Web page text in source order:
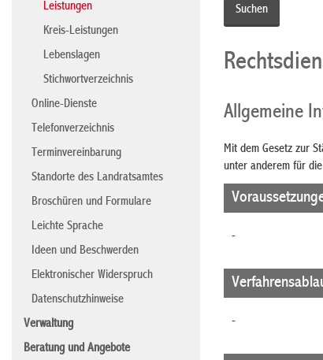
Leistungen
Kreis-Leistungen
Lebenslagen
Stichwortverzeichnis
Online-Dienste
Telefonverzeichnis
Terminvereinbarung
Standorte des Landratsamtes
Broschüren und Formulare
Leichte Sprache
Ideen und Beschwerden
Elektronischer Widerspruch
Datenschutzhinweise
Verwaltung
Beratung und Angebote
Allgemeine
Mit dem Gesetz zur
unter anderem für
-
-